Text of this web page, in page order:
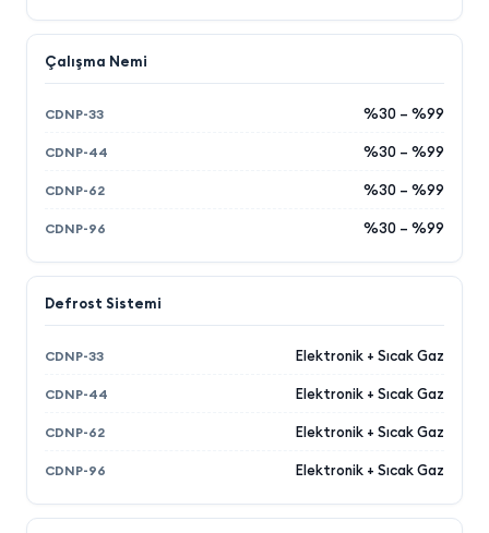
Çalışma Nemi
%30 – %99
%30 – %99
%30 – %99
%30 – %99
Defrost Sistemi
Elektronik + Sıcak Gaz
Elektronik + Sıcak Gaz
Elektronik + Sıcak Gaz
Elektronik + Sıcak Gaz